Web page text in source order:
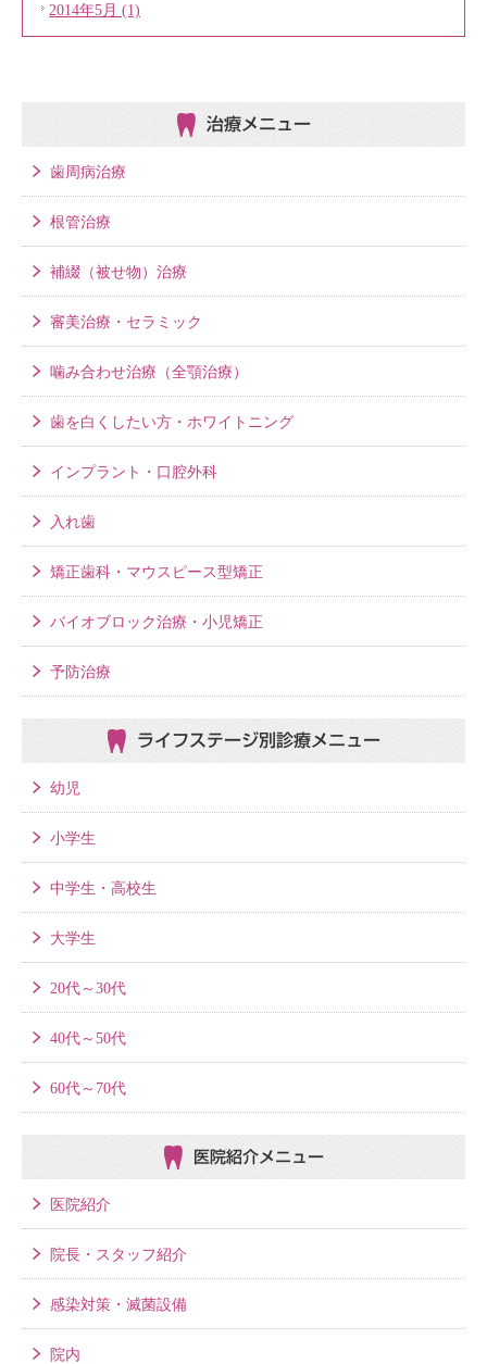
2014年5月 (1)
治療メニュー
歯周病治療
根管治療
補綴（被せ物）治療
審美治療・セラミック
噛み合わせ治療（全顎治療）
歯を白くしたい方・ホワイトニング
インプラント・口腔外科
入れ歯
矯正歯科・マウスピース型矯正
バイオブロック治療・小児矯正
予防治療
ライフステージ別 診療メニュー
幼児
小学生
中学生・高校生
大学生
20代～30代
40代～50代
60代～70代
医院紹介メニュー
医院紹介
院長・スタッフ紹介
感染対策・滅菌設備
院内